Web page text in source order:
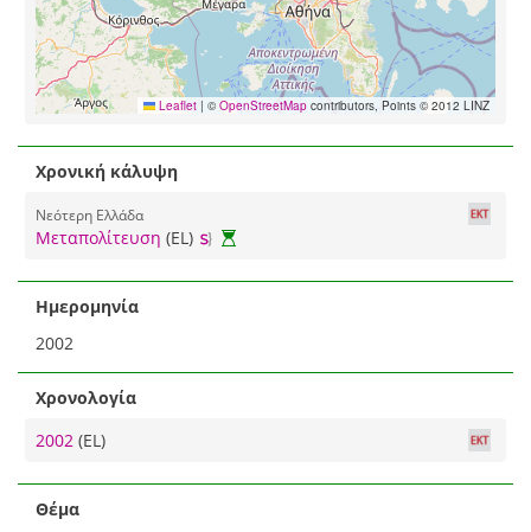
Leaflet | ©OpenStreetMap contributors, Points © 2012 LINZ
Χρονική κάλυψη
Νεότερη Ελλάδα
Μεταπολίτευση (EL)
Ημερομηνία
2002
Χρονολογία
2002 (EL)
Θέμα